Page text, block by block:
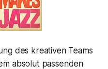
des kreativen Teams
absolut passenden